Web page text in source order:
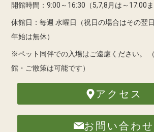
開館時間：9:00～16:30（5,7,8月は～17:00ま
休館日：毎週 水曜日（祝日の場合はその翌
年始は無休）
※ペット同伴での入場はご遠慮ください。
館・ご散策は可能です）
アクセス
お問い合わせ